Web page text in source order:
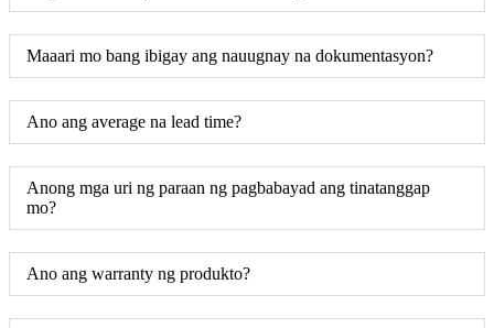
Maaari mo bang ibigay ang nauugnay na dokumentasyon?
Ano ang average na lead time?
Anong mga uri ng paraan ng pagbabayad ang tinatanggap
mo?
Ano ang warranty ng produkto?